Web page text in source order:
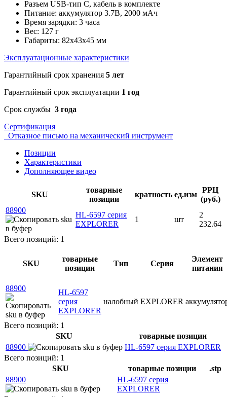
Разъем USB-тип С, кабель в комплекте
Питание: аккумулятор 3.7В, 2000 мАч
Время зарядки: 3 часа
Вес: 127 г
Габариты: 82х43х45 мм
Эксплуатационные характеристики
Гарантийный срок хранения 5 лет
Гарантийный срок эксплуатации 1 год
Срок службы 3 года
Сертификация
Отказное письмо на механический инструмент
Позиции
Характеристики
Дополняющее видео
SKU
товарные
позиции
кратность ед.изм
РРЦ
(руб.)
88900
HL-6597 серия
EXPLORER
1 шт
2
232.64
Всего позиций: 1
SKU
товарные
позиции
Тип Серия
Элемент
питания
88900
HL-6597
серия
EXPLORER
налобный EXPLORER
Всего позиций: 1
SKU
товарные позиции
88900
HL-6597 серия EXPLORER
Всего позиций: 1
SKU
товарные позиции
.stp
88900
HL-6597 серия
EXPLORER